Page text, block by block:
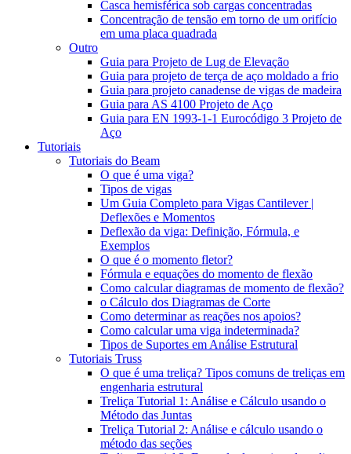
Casca hemisférica sob cargas concentradas
Concentração de tensão em torno de um orifício
em uma placa quadrada
Outro
Guia para Projeto de Lug de Elevação
Guia para projeto de terça de aço moldado a frio
Guia para projeto canadense de vigas de madeira
Guia para AS 4100 Projeto de Aço
Guia para EN 1993-1-1 Eurocódigo 3 Projeto de
Aço
Tutoriais
Tutoriais do Beam
O que é uma viga?
Tipos de vigas
Um Guia Completo para Vigas Cantilever |
Deflexões e Momentos
Deflexão da viga: Definição, Fórmula, e
Exemplos
O que é o momento fletor?
Fórmula e equações do momento de flexão
Como calcular diagramas de momento de flexão?
o Cálculo dos Diagramas de Corte
Como determinar as reações nos apoios?
Como calcular uma viga indeterminada?
Tipos de Suportes em Análise Estrutural
Tutoriais Truss
O que é uma treliça? Tipos comuns de treliças em
engenharia estrutural
Treliça Tutorial 1: Análise e Cálculo usando o
Método das Juntas
Treliça Tutorial 2: Análise e cálculo usando o
método das seções